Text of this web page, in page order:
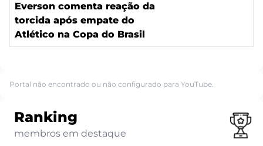
Everson comenta reação da
torcida após empate do
Atlético na Copa do Brasil
Portal não encontrado ou não configurado para YouTube.
Ranking
membros em destaque